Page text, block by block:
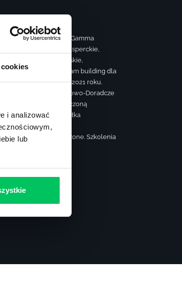
i analizować
lub
Strona należy do grupy Gamma
realizującej szkolenia eksperckie,
sprzedażowe, managerskie,
farmaceutyczne oraz team building dla
Firma szkoleniowa 2021 roku.
© Konsorcjum Szkoleniowo-Doradcze
Gamma spółka z ograniczoną
spółka
Wszelkie prawa zastrzeżone. Szkolenia